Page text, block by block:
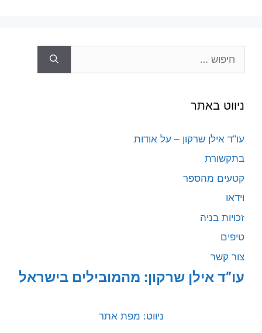
ניווט באתר
עו”ד אילן שרקון – על אודות
בתקשורת
קטעים מהספר
וידאו
זכויות בניה
טיפים
צור קשר
עו”ד אילן שרקון: מהמובילים בישראל
ניווט: מפת אתר